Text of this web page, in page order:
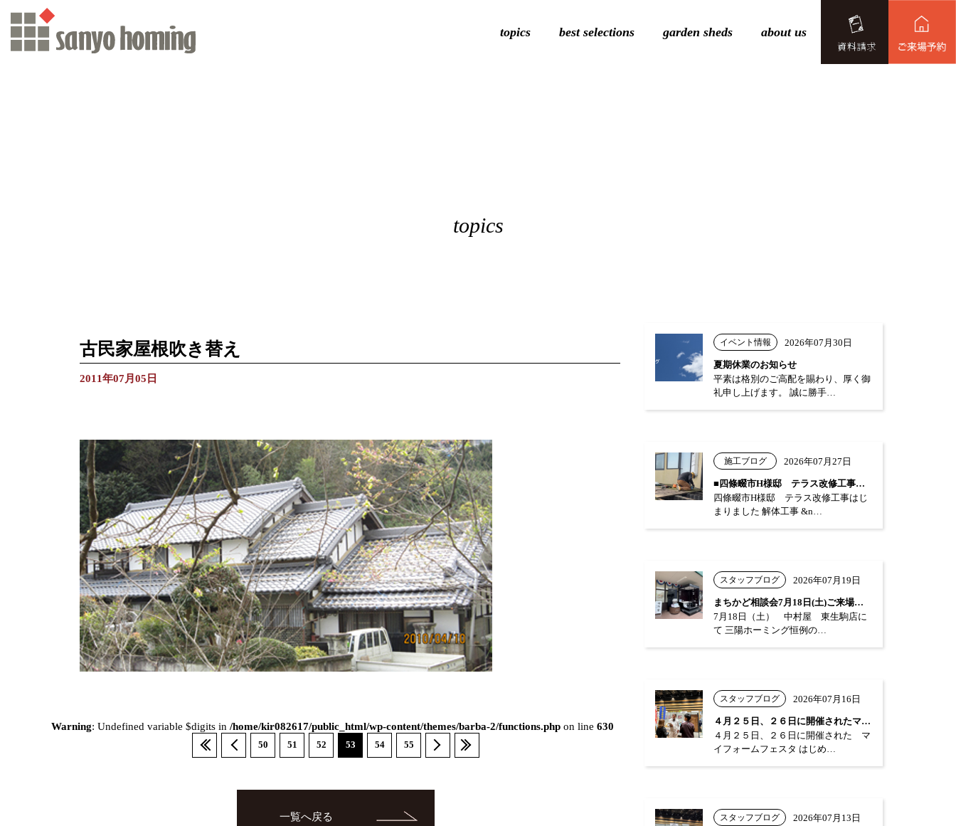
topics best selections garden sheds about us
topics
古民家屋根吹き替え
2011年07月05日
Warning: Undefined variable $digits in /home/kir082617/public_html/wp-content/themes/barba-2/functions.php on line 630
50 51 52 53 54 55
一覧へ戻る
イベント情報 2026年07月30日
夏期休業のお知らせ
平素は格別のご高配を賜わり、厚く御
礼申し上げます。 誠に勝手…
施工ブログ 2026年07月27日
■四條畷市H様邸 テラス改修工事はじまり…
四條畷市H様邸 テラス改修工事はじ
まりました 解体工事 &n…
スタッフブログ 2026年07月19日
まちかど相談会7月18日(土)ご来場あり…
7月18日（土） 中村屋 東生駒店に
て 三陽ホーミング恒例の…
スタッフブログ 2026年07月16日
４月２５日、２６日に開催されたマイフォー…
４月２５日、２６日に開催された マ
イフォームフェスタ はじめ…
スタッフブログ 2026年07月13日